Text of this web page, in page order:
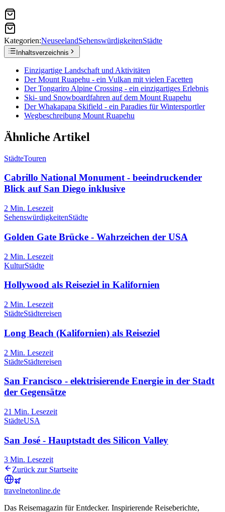
Kategorien:NeuseelandSehenswürdigkeitenStädte
Inhaltsverzeichnis
Einzigartige Landschaft und Aktivitäten
Der Mount Ruapehu - ein Vulkan mit vielen Facetten
Der Tongariro Alpine Crossing - ein einzigartiges Erlebnis
Ski- und Snowboardfahren auf dem Mount Ruapehu
Der Whakapapa Skifield - ein Paradies für Wintersportler
Wegbeschreibung Mount Ruapehu
Ähnliche Artikel
StädteTouren
Cabrillo National Monument - beeindruckender
Blick auf San Diego inklusive
2 Min. Lesezeit
SehenswürdigkeitenStädte
Golden Gate Brücke - Wahrzeichen der USA
2 Min. Lesezeit
KulturStädte
Hollywood als Reiseziel in Kalifornien
2 Min. Lesezeit
StädteStädtereisen
Long Beach (Kalifornien) als Reiseziel
2 Min. Lesezeit
StädteStädtereisen
San Francisco - elektrisierende Energie in der Stadt
der Gegensätze
21 Min. Lesezeit
StädteUSA
San José - Hauptstadt des Silicon Valley
3 Min. Lesezeit
Zurück zur Startseite
travelnetonline.de
Das Reisemagazin für Entdecker. Inspirierende Reiseberichte,